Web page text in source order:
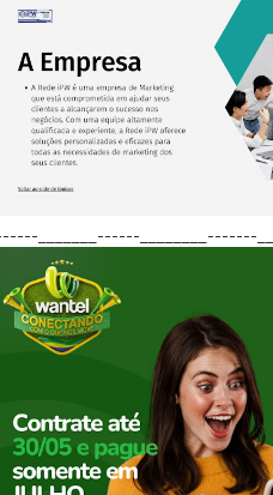
_______------________-------___